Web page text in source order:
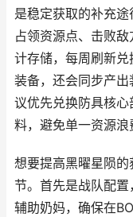
是稳定获取的补充途
占领资源点、击败
计存储，每周刷新
装备，还会同步产
议优先兑换防具核
料，避免单一资源浪
想要提高黑曜星陨
节。首先是战队配置
辅助奶妈，确保在